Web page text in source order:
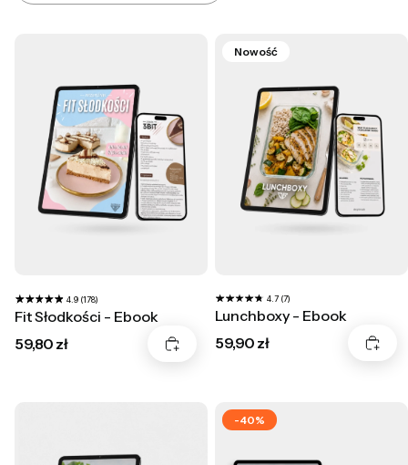
4.9 (178)
Fit Słodkości - Ebook
Cena
59,80 zł
Nowość
4.7 (7)
Lunchboxy - Ebook
Cena
59,90 zł
-40%